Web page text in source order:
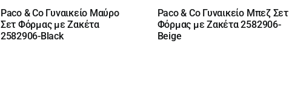
Paco & Co Γυναικείο Μαύρο
Σετ Φόρμας με Ζακέτα
2582906-Black
Paco & Co Γυναικείο Μπεζ Σετ
Φόρμας με Ζακέτα 2582906-
Beige